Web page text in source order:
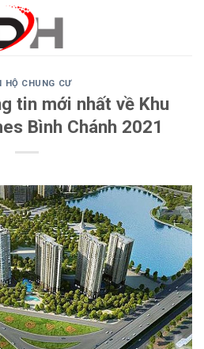
HỘ CHUNG CƯ
tin mới nhất về Khu
Bình Chánh 2021